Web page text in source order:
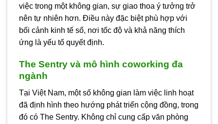
việc trong một không gian, sự giao thoa ý tưởng trở
nên tự nhiên hơn. Điều này đặc biệt phù hợp với
bối cảnh kinh tế số, nơi tốc độ và khả năng thích
ứng là yếu tố quyết định.
The Sentry và mô hình coworking đa
ngành
Tại Việt Nam, một số không gian làm việc linh hoạt
đã định hình theo hướng phát triển cộng đồng, trong
đó có The Sentry. Không chỉ cung cấp văn phòng